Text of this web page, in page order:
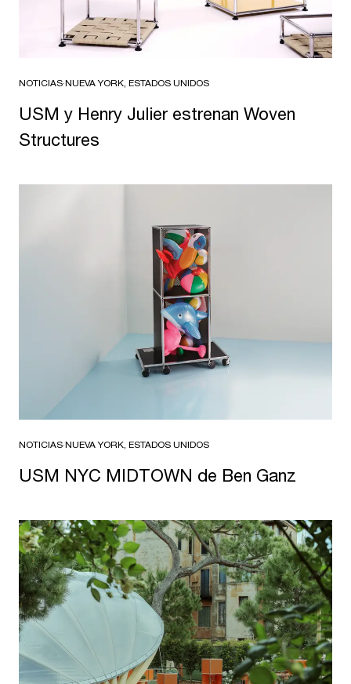
NOTICIAS·NUEVA YORK, ESTADOS UNIDOS
USM y Henry Julier estrenan Woven
Structures
NOTICIAS·NUEVA YORK, ESTADOS UNIDOS
USM NYC MIDTOWN de Ben Ganz